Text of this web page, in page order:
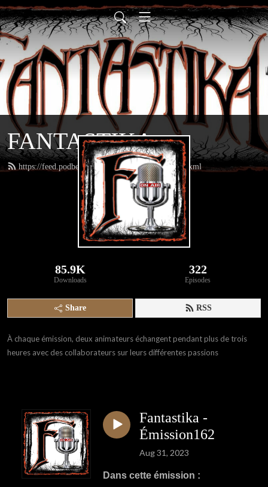
FANTASTIKA
https://feed.podbean.com/fantastikaradioweb/feed.xml
85.9K
Downloads
322
Episodes
Share RSS
À chaque émission, deux animateurs échangent pendant plus de trois
heures avec des collaborateurs sur leurs différentes passions
Fantastika -
Émission162
Aug 31, 2023
Dans cette émission :